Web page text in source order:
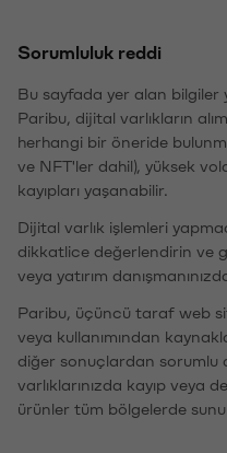
Sorumluluk reddi
Bu sayfada yer alan bilgiler
Paribu, dijital varlıkların
herhangi bir öneride
ve NFT'ler dahil), yüksek
kayıpları yaşanabilir.
Dijital varlık işlemleri
dikkatlice değerlendirin ve
veya yatırım
Paribu, üçüncü taraf web
veya kullanımından
diğer sonuçlardan sorumlu
varlıklarınızda kayıp veya
ürünler tüm bölgelerde